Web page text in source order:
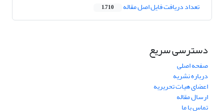
تعداد دریافت فایل اصل مقاله 1,710
دسترسی سریع
صفحه اصلی
درباره نشریه
اعضای هیات تحریریه
ارسال مقاله
تماس با ما